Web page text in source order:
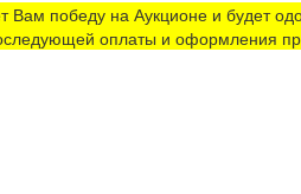
Вам победу на Аукционе и будет
оплаты и оформления